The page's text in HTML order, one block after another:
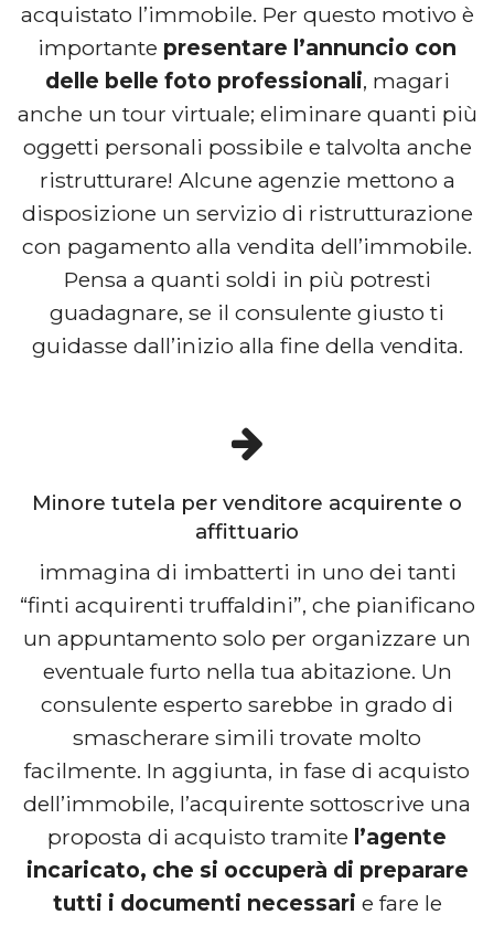
acquistato l’immobile. Per questo motivo è
importante presentare l’annuncio con
delle belle foto professionali, magari
anche un tour virtuale; eliminare quanti più
oggetti personali possibile e talvolta anche
ristrutturare! Alcune agenzie mettono a
disposizione un servizio di ristrutturazione
con pagamento alla vendita dell’immobile.
Pensa a quanti soldi in più potresti
guadagnare, se il consulente giusto ti
guidasse dall’inizio alla fine della vendita.
Minore tutela per venditore acquirente o
affittuario
immagina di imbatterti in uno dei tanti
“finti acquirenti truffaldini”, che pianificano
un appuntamento solo per organizzare un
eventuale furto nella tua abitazione. Un
consulente esperto sarebbe in grado di
smascherare simili trovate molto
facilmente. In aggiunta, in fase di acquisto
dell’immobile, l’acquirente sottoscrive una
proposta di acquisto tramite l’agente
incaricato, che si occuperà di preparare
tutti i documenti necessari e fare le